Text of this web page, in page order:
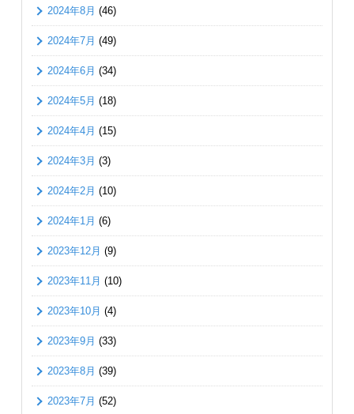
2024年8月 (46)
2024年7月 (49)
2024年6月 (34)
2024年5月 (18)
2024年4月 (15)
2024年3月 (3)
2024年2月 (10)
2024年1月 (6)
2023年12月 (9)
2023年11月 (10)
2023年10月 (4)
2023年9月 (33)
2023年8月 (39)
2023年7月 (52)